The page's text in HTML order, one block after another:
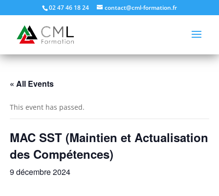
02 47 46 18 24 contact@cml-formation.fr
« All Events
This event has passed.
MAC SST (Maintien et Actualisation
des Compétences)
9 décembre 2024